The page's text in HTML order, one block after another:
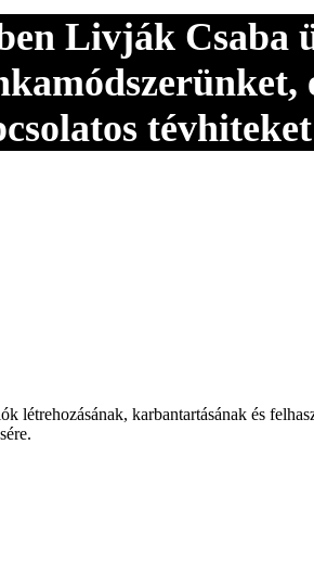
Livják Csaba
létrehozásának, karbantartásának és